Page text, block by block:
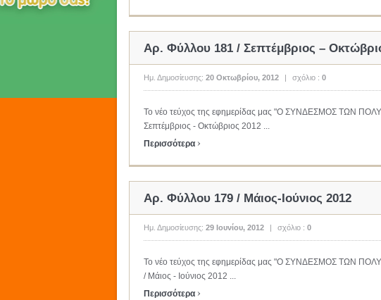
Αρ. Φύλλου 181 / Σεπτέμβριος –
Ημ. Δημοσίευσης: 20 Οκτωβρίου, 2012 | σχόλιο : 0
Το νέο τεύχος της εφημερίδας μας "Ο ΣΥΝΔΕΣΜΟΣ ΤΩΝ
Σεπτέμβριος - Οκτώβριος 2012 ...
Περισσότερα ›
Αρ. Φύλλου 179 / Μάιος-Ιούνιος 2012
Ημ. Δημοσίευσης: 29 Ιουνίου, 2012 | σχόλιο : 0
Το νέο τεύχος της εφημερίδας μας "Ο ΣΥΝΔΕΣΜΟΣ ΤΩΝ
/ Μάιος - Ιούνιος 2012 ...
Περισσότερα ›